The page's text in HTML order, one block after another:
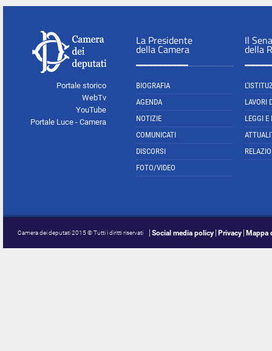
Portale storico
WebTv
YouTube
Portale Luce - Camera
La Presidente
della Camera
BIOGRAFIA
AGENDA
NOTIZIE
COMUNICATI
DISCORSI
FOTO/VIDEO
Il
della
LAVORI
LEGGI E
Camera dei deputati 2015 © Tutti i diritti riservati Social media policy Privacy Mappa